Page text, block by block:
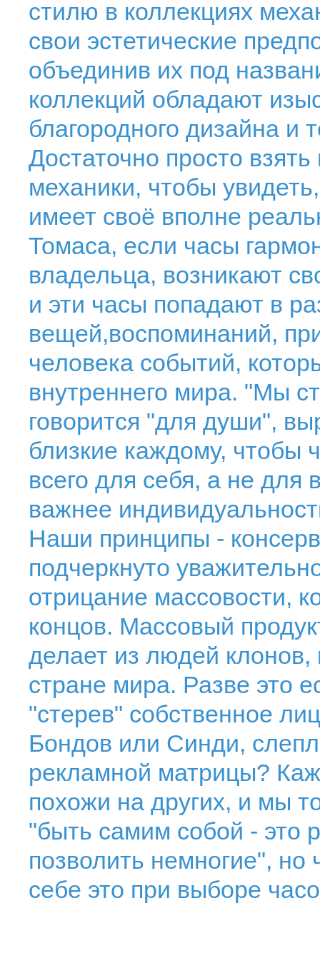
стилю в коллекциях
свои эстетические
объединив их под
коллекций обладают
благородного дизайна и
Достаточно просто
механики, чтобы
имеет своё вполне
Томаса, если часы
владельца, возникают
и эти часы попадают в
вещей,воспоминаний,
человека событий,
внутреннего мира. "Мы
говорится "для души",
близкие каждому, чтобы
всего для себя, а не для
важнее
Наши принципы -
подчеркнуто
отрицание массовости,
концов. Массовый
делает из людей клонов,
стране мира. Разве это
"стерев" собственное
Бондов или Синди,
рекламной матрицы?
похожи на других, и мы
"быть самим собой - это
позволить немногие",
себе это при выборе